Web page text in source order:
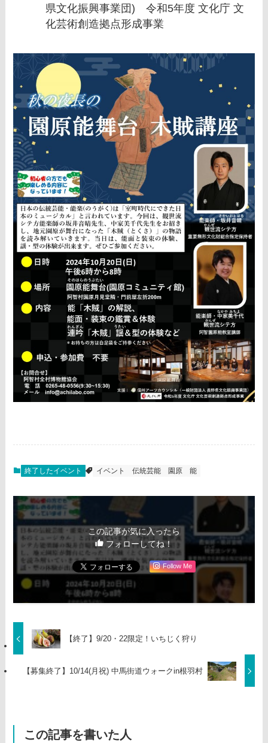
県文化振興事業団) 令和5年度 文化庁 文
化芸術創造拠点形成事業
終了したイベント イベント 伝統芸能 園原 能
この記事が気に入ったら
フォローしてね！
Follow Me
【終了】9/20・22限定！いちじく狩り
【募集終了】10/14(月祝) 中馬街道ウォークin根羽村
この記事を書いた人